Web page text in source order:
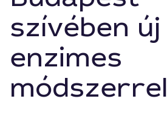
szívében új
enzimes
módszerrel